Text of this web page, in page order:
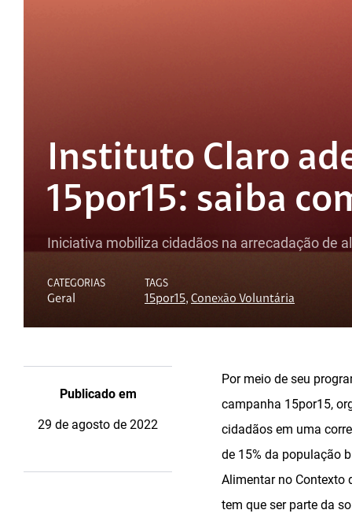
Instituto Claro
15por15: saiba
Iniciativa mobiliza cidadãos na arrecadação de
CATEGORIAS
Geral
TAGS
15por15, Conexão Voluntária
Publicado em
29 de agosto de 2022
Por meio de seu
campanha 15por15,
cidadãos em uma
de 15% da população
Alimentar no Contexto
tem que ser parte da